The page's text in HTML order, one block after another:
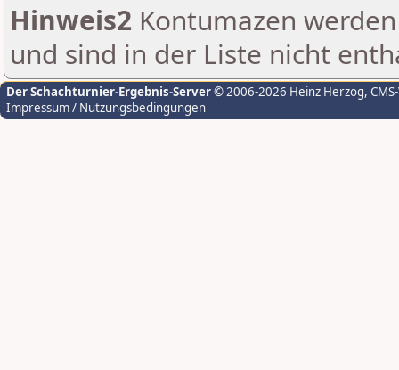
Hinweis2 Kontumazen
und sind in der Liste nicht
Der Schachturnier-Ergebnis-Server© 2006-2026 Heinz Herzog,
Impressum / Nutzungsbedingungen